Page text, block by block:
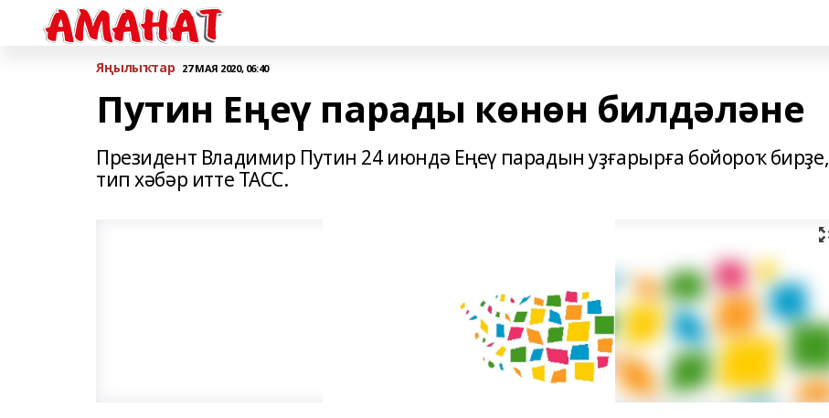
Яңылыҡтар 27 МАЯ 2020, 06:40
Путин Еңеү парады көнөн билдәләне
Президент Владимир Путин 24 июндә Еңеү парадын уҙғарырға бойороҡ бирҙе,
тип хәбәр итте ТАСС.